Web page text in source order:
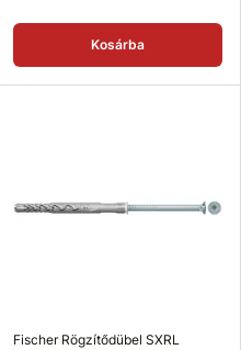
Kosárba
Fischer Rögzítődübel SXRL